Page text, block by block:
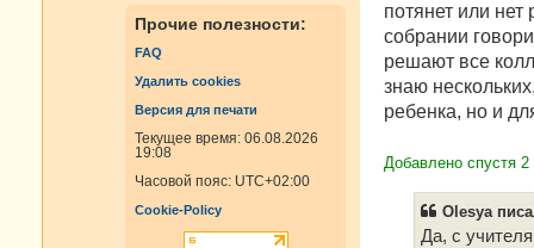
Прочие полезности:
FAQ
Удалить cookies
Версия для печати
Текущее время: 06.08.2026
19:08
Часовой пояс: UTC+02:00
Cookie-Policy
щ
е
и
е
потянет или
собрании
решают все
знаю
ребенка, но и
Добавлено спустя
Olesya
Да, с